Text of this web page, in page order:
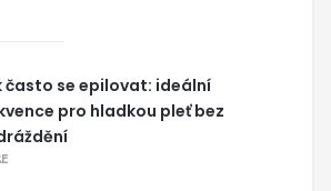
často se epilovat: ideální
pro hladkou pleť bez